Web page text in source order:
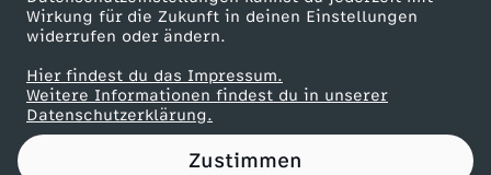
Wirkung für die Zukunft in deinen Einstellungen
widerrufen oder ändern.
Hier findest du das Impressum.
Weitere Informationen findest du in unserer
Datenschutzerklärung.
Zustimmen
n
S
o
Partner